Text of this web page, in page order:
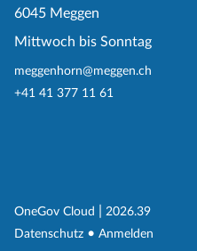
6045 Meggen
Mittwoch bis Sonntag
meggenhorn@meggen.ch
+41 41 377 11 61
OneGov Cloud (External Link)
2026.39
Datenschutz (External Link)
Anmelden